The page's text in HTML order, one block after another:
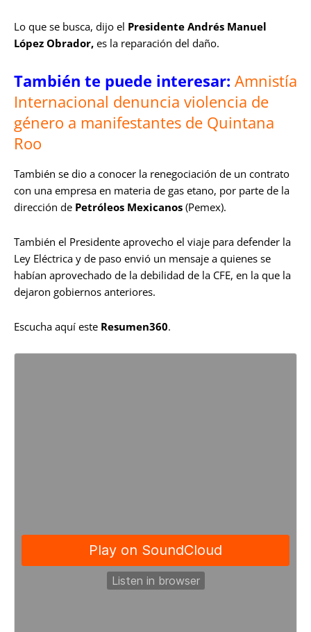
Lo que se busca, dijo el Presidente Andrés Manuel
López Obrador, es la reparación del daño.
También te puede interesar: Amnistía
Internacional denuncia violencia de
género a manifestantes de Quintana
Roo
También se dio a conocer la renegociación de un contrato
con una empresa en materia de gas etano, por parte de la
dirección de Petróleos Mexicanos (Pemex).
También el Presidente aprovecho el viaje para defender la
Ley Eléctrica y de paso envió un mensaje a quienes se
habían aprovechado de la debilidad de la CFE, en la que la
dejaron gobiernos anteriores.
Escucha aquí este Resumen360.